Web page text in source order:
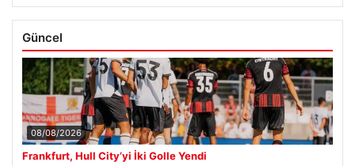
Güncel
08/08/2026
Frankfurt, Hull City’yi İki Golle Yendi